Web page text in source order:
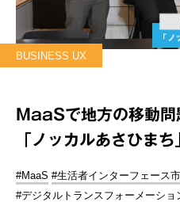
BUSINESS UX
MaaSで地方の移動問
「ノッカルあさひま
#MaaS #生活者インターフェース
#デジタルトランスフォーメーショ